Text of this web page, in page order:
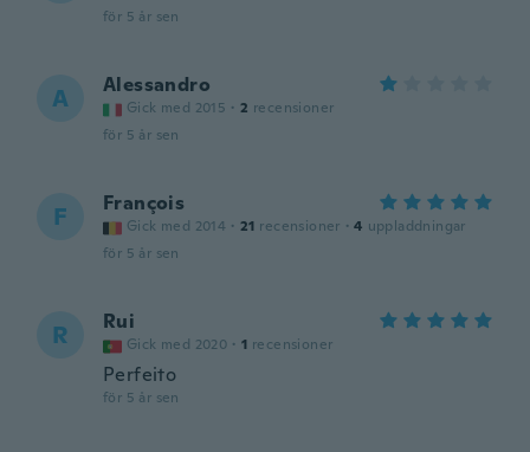
för 5 år sen
A Alessandro
Gick med 2015 · 2 recensioner
för 5 år sen
F François
Gick med 2014 · 21 recensioner · 4 uppladdningar
för 5 år sen
R Rui
Gick med 2020 · 1 recensioner
Perfeito
för 5 år sen